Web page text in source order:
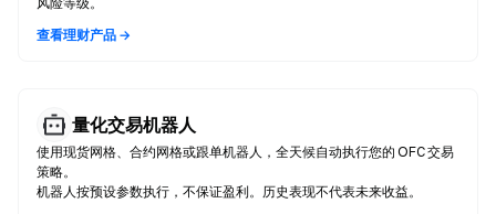
查看理财产品 →
量化交易机器人
使用现货网格、合约网格或跟单机器人，全天候自动执行您的 OFC 交易
策略。
机器人按预设参数执行，不保证盈利。历史表现不代表未来收益。